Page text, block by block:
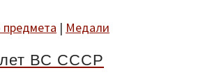
предмета | Медали
ВС СССР